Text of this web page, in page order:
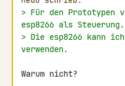
> Für den Prototypen
esp8266 als Steuerung.
> Die esp8266 kann
verwenden.
Warum nicht?